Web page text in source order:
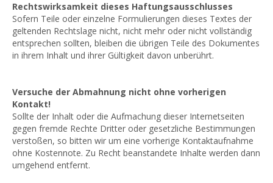
Rechtswirksamkeit dieses Haftungsausschlusses
Sofern Teile oder einzelne Formulierungen dieses Textes der
geltenden Rechtslage nicht, nicht mehr oder nicht vollständig
entsprechen sollten, bleiben die übrigen Teile des Dokumentes
in ihrem Inhalt und ihrer Gültigkeit davon unberührt.
Versuche der Abmahnung nicht ohne vorherigen
Kontakt!
Sollte der Inhalt oder die Aufmachung dieser Internetseiten
gegen fremde Rechte Dritter oder gesetzliche Bestimmungen
verstoßen, so bitten wir um eine vorherige Kontaktaufnahme
ohne Kostennote. Zu Recht beanstandete Inhalte werden dann
umgehend entfernt.